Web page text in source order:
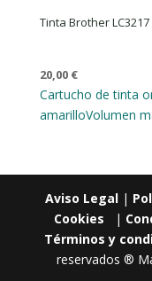
Tinta Brother
20,00 €
Cartucho de tinta
amarilloVolumen
Aviso Legal|
Cookies |
Términos y
reservados ®